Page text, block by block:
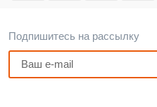
Подпишитесь на рассылку